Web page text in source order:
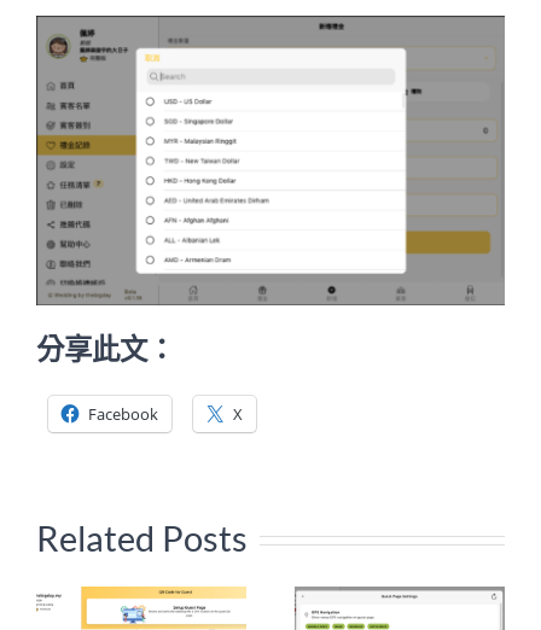
分享此文：
Facebook X
Related Posts